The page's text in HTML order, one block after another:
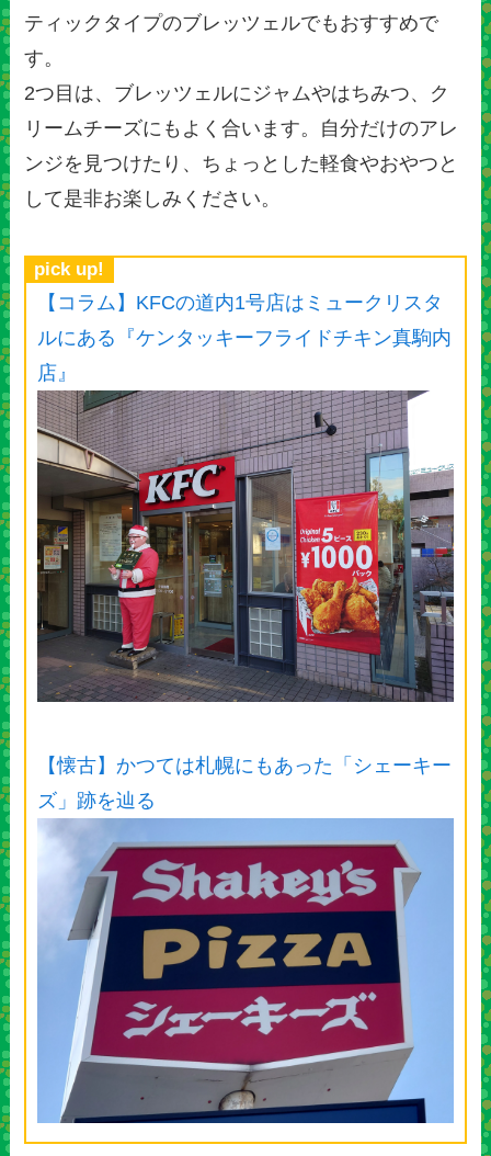
ティックタイプのブレッツェルでもおすすめで
す。
2つ目は、ブレッツェルにジャムやはちみつ、ク
リームチーズにもよく合います。自分だけのアレ
ンジを見つけたり、ちょっとした軽食やおやつと
して是非お楽しみください。
pick up!
【コラム】KFCの道内1号店はミュークリスタ
ルにある『ケンタッキーフライドチキン真駒内
店』
【懐古】かつては札幌にもあった「シェーキー
ズ」跡を辿る